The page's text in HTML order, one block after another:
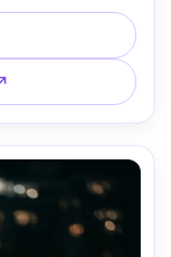
--ar 4:5